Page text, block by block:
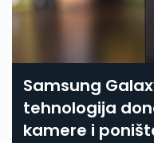
Samsung
tehnologija
kamere i